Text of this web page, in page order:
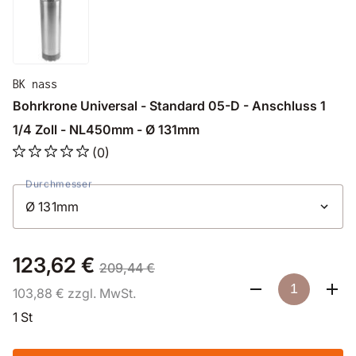
BK nass
Bohrkrone Universal - Standard 05-D - Anschluss 1
1/4 Zoll - NL450mm - Ø 131mm
(0)
Durchmesser
123,62 € 209,44 €
103,88 € zzgl. MwSt.
1 St